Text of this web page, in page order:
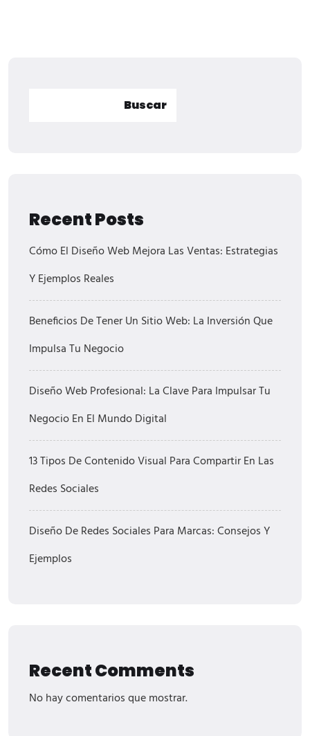
Buscar
Recent Posts
Cómo El Diseño Web Mejora Las Ventas: Estrategias
Y Ejemplos Reales
Beneficios De Tener Un Sitio Web: La Inversión Que
Impulsa Tu Negocio
Diseño Web Profesional: La Clave Para Impulsar Tu
Negocio En El Mundo Digital
13 Tipos De Contenido Visual Para Compartir En Las
Redes Sociales
Diseño De Redes Sociales Para Marcas: Consejos Y
Ejemplos
Recent Comments
No hay comentarios que mostrar.